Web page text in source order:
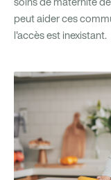
peut aider ces
l'accès est inexistant.